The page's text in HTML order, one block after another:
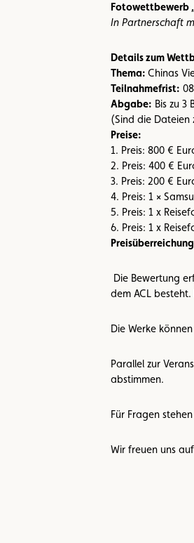
Fotowettbewerb
In Partnerschaft
Details zum
Thema: Chinas
Teilnahmefrist:
Abgabe: Bis zu
(Sind die
Preise:
1. Preis: 800 €
2. Preis: 400 €
3. Preis: 200 €
4. Preis: 1 ×
5. Preis: 1 x
6. Preis: 1 x
Die Bewertung
dem ACL
Die Werke
Parallel zur
abstimmen.
Für Fragen
Wir freuen uns